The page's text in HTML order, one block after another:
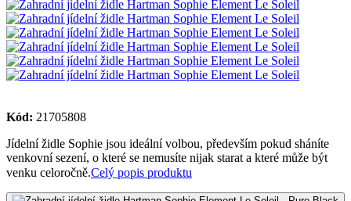
Kód: 21705808
Jídelní židle Sophie jsou ideální volbou, především pokud sháníte
venkovní sezení, o které se nemusíte nijak starat a které může být
venku celoročně.Celý popis produktu